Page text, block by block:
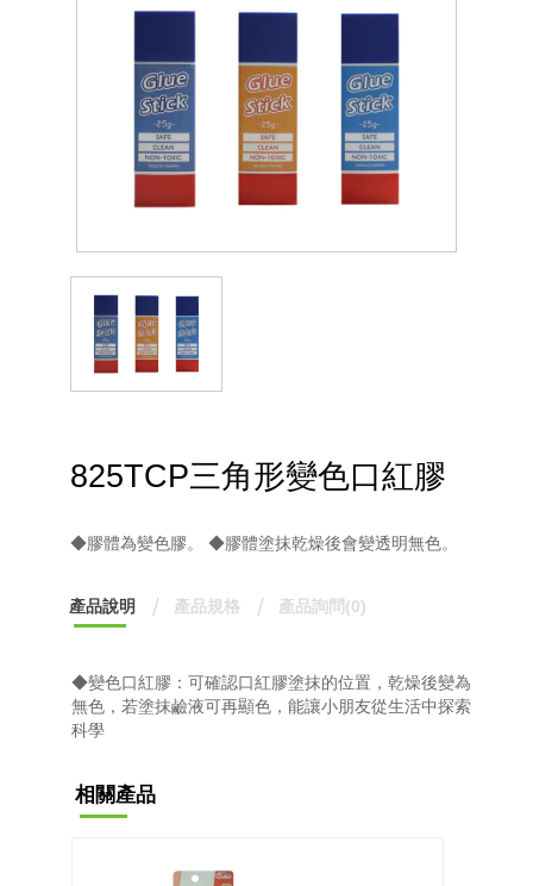
825TCP三角形變色口紅膠
◆膠體為變色膠。 ◆膠體塗抹乾燥後會變透明無色。
產品說明 產品規格 產品詢問(0)
◆變色口紅膠：可確認口紅膠塗抹的位置，乾燥後變為
無色，若塗抹鹼液可再顯色，能讓小朋友從生活中探索
科學
相關產品